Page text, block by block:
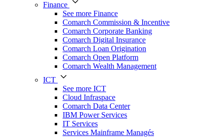
Finance
See more Finance
Comarch Commission & Incentive
Comarch Corporate Banking
Comarch Digital Insurance
Comarch Loan Origination
Comarch Open Platform
Comarch Wealth Management
ICT
See more ICT
Cloud Infraspace
Comarch Data Center
IBM Power Services
IT Services
Services Mainframe Managés